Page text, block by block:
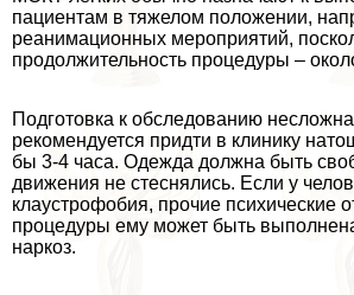
пациентам в тяжелом положении,
реанимационных мероприятий,
продолжительность процедуры –
Подготовка к обследованию
рекомендуется придти в клинику
бы 3-4 часа. Одежда должна быть
движения не стеснялись. Если у
клаустрофобия, прочие психические
процедуры ему может быть
наркоз.